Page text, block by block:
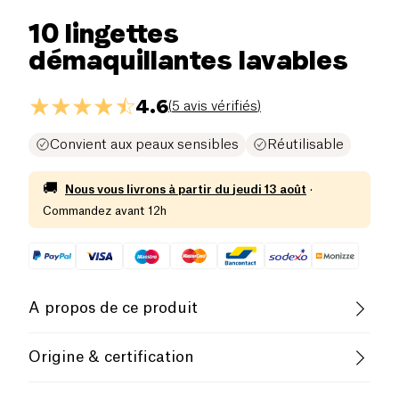
10 lingettes
démaquillantes lavables
4.6(5 avis vérifiés)
Convient aux peaux sensibles Réutilisable
🚚 Nous vous livrons à partir du jeudi 13 août ·
Commandez avant 12h
A propos de ce produit
conviennent à tous les types de peaux. Fond de
Origine & certification